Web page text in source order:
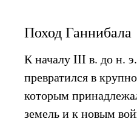
Поход Ганнибала
К началу III в. до
превратился в
которым
земель и к новым